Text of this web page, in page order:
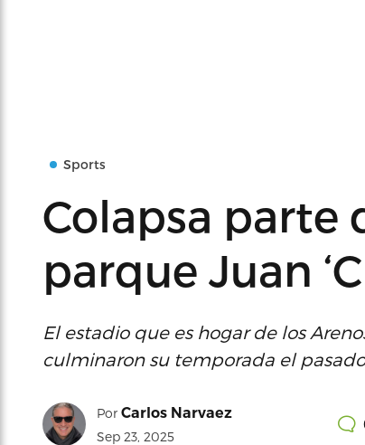
Sports
Colapsa parte
parque Juan
El estadio que es hogar de los
culminaron su temporada el
Por Carlos Narvaez
Sep 23, 2025